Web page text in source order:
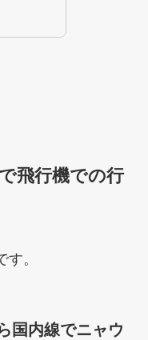
飛行機での行
。
国内線でニャウ